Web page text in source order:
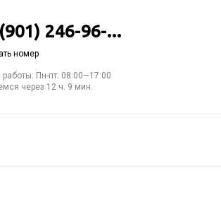
246-96-...
номер
работы: Пн-пт: 08:00—17:00
через 12 ч. 9 мин.